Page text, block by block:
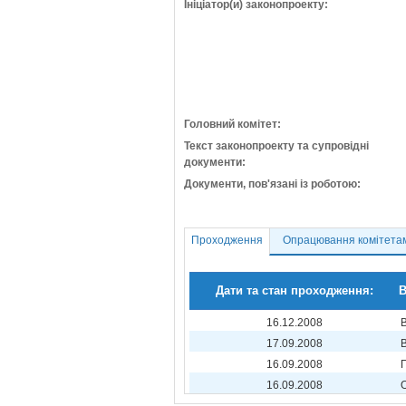
Ініціатор(и) законопроекту:
Головний комітет:
Текст законопроекту та супровідні
документи:
Документи, пов'язані із роботою:
Проходження Опрацювання
Дати та стан проходження:
16.12.2008
17.09.2008
16.09.2008
16.09.2008